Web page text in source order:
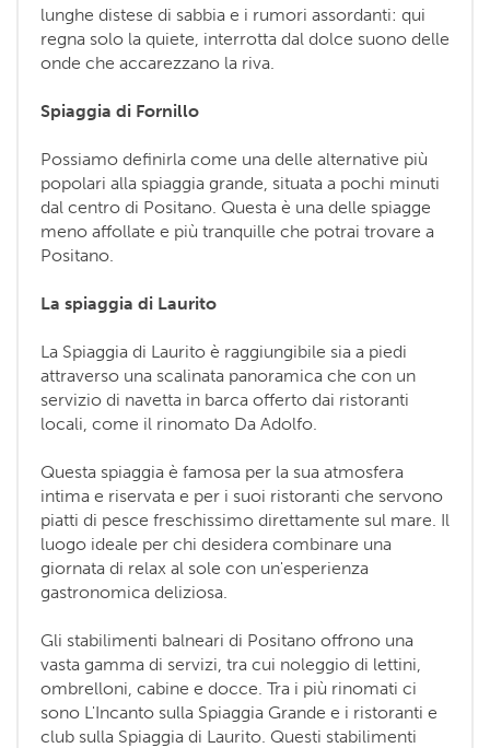
lunghe distese di sabbia e i rumori assordanti: qui
regna solo la quiete, interrotta dal dolce suono delle
onde che accarezzano la riva.
Spiaggia di Fornillo
Possiamo definirla come una delle alternative più
popolari alla spiaggia grande, situata a pochi minuti
dal centro di Positano. Questa è una delle spiagge
meno affollate e più tranquille che potrai trovare a
Positano.
La spiaggia di Laurito
La Spiaggia di Laurito è raggiungibile sia a piedi
attraverso una scalinata panoramica che con un
servizio di navetta in barca offerto dai ristoranti
locali, come il rinomato Da Adolfo.
Questa spiaggia è famosa per la sua atmosfera
intima e riservata e per i suoi ristoranti che servono
piatti di pesce freschissimo direttamente sul mare. Il
luogo ideale per chi desidera combinare una
giornata di relax al sole con un'esperienza
gastronomica deliziosa.
Gli stabilimenti balneari di Positano offrono una
vasta gamma di servizi, tra cui noleggio di lettini,
ombrelloni, cabine e docce. Tra i più rinomati ci
sono L'Incanto sulla Spiaggia Grande e i ristoranti e
club sulla Spiaggia di Laurito. Questi stabilimenti